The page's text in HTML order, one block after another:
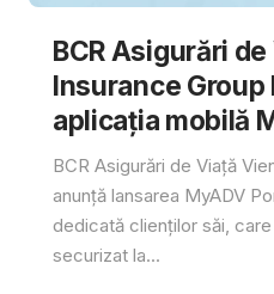
BCR Asigurări
Insurance Group
aplicația mobilă
BCR Asigurări de Viață
anunță lansarea MyADV
dedicată clienților săi,
securizat la...